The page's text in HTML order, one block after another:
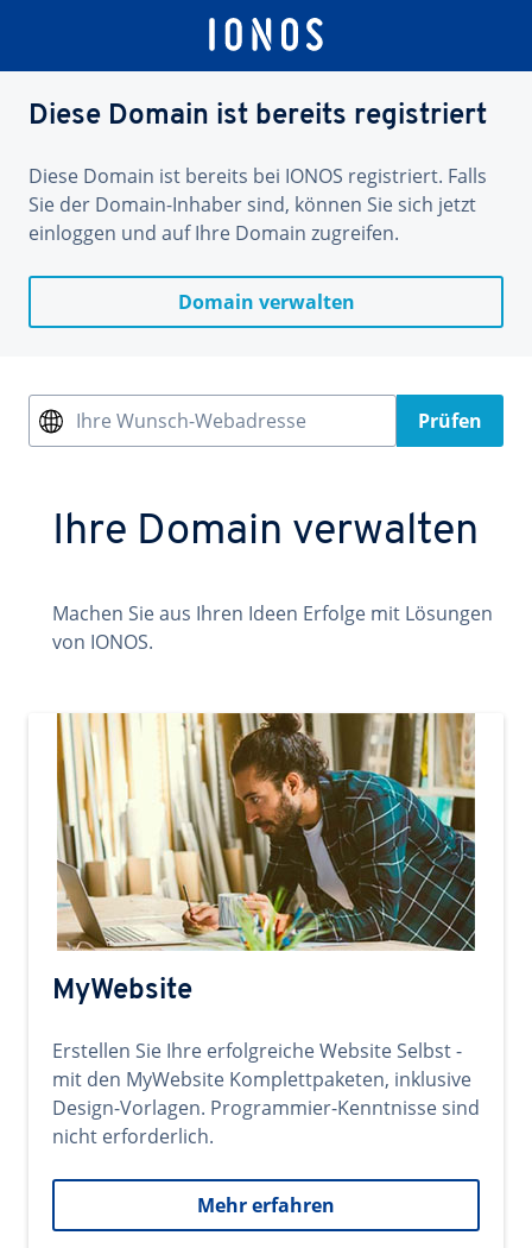
Diese Domain ist bereits registriert
Diese Domain ist bereits bei IONOS registriert. Falls
Sie der Domain-Inhaber sind, können Sie sich jetzt
einloggen und auf Ihre Domain zugreifen.
Domain verwalten
Ihre Wunsch-Webadresse Prüfen
Ihre Domain verwalten
Machen Sie aus Ihren Ideen Erfolge mit Lösungen
von IONOS.
MyWebsite
Erstellen Sie Ihre erfolgreiche Website Selbst -
mit den MyWebsite Komplettpaketen, inklusive
Design-Vorlagen. Programmier-Kenntnisse sind
nicht erforderlich.
Mehr erfahren